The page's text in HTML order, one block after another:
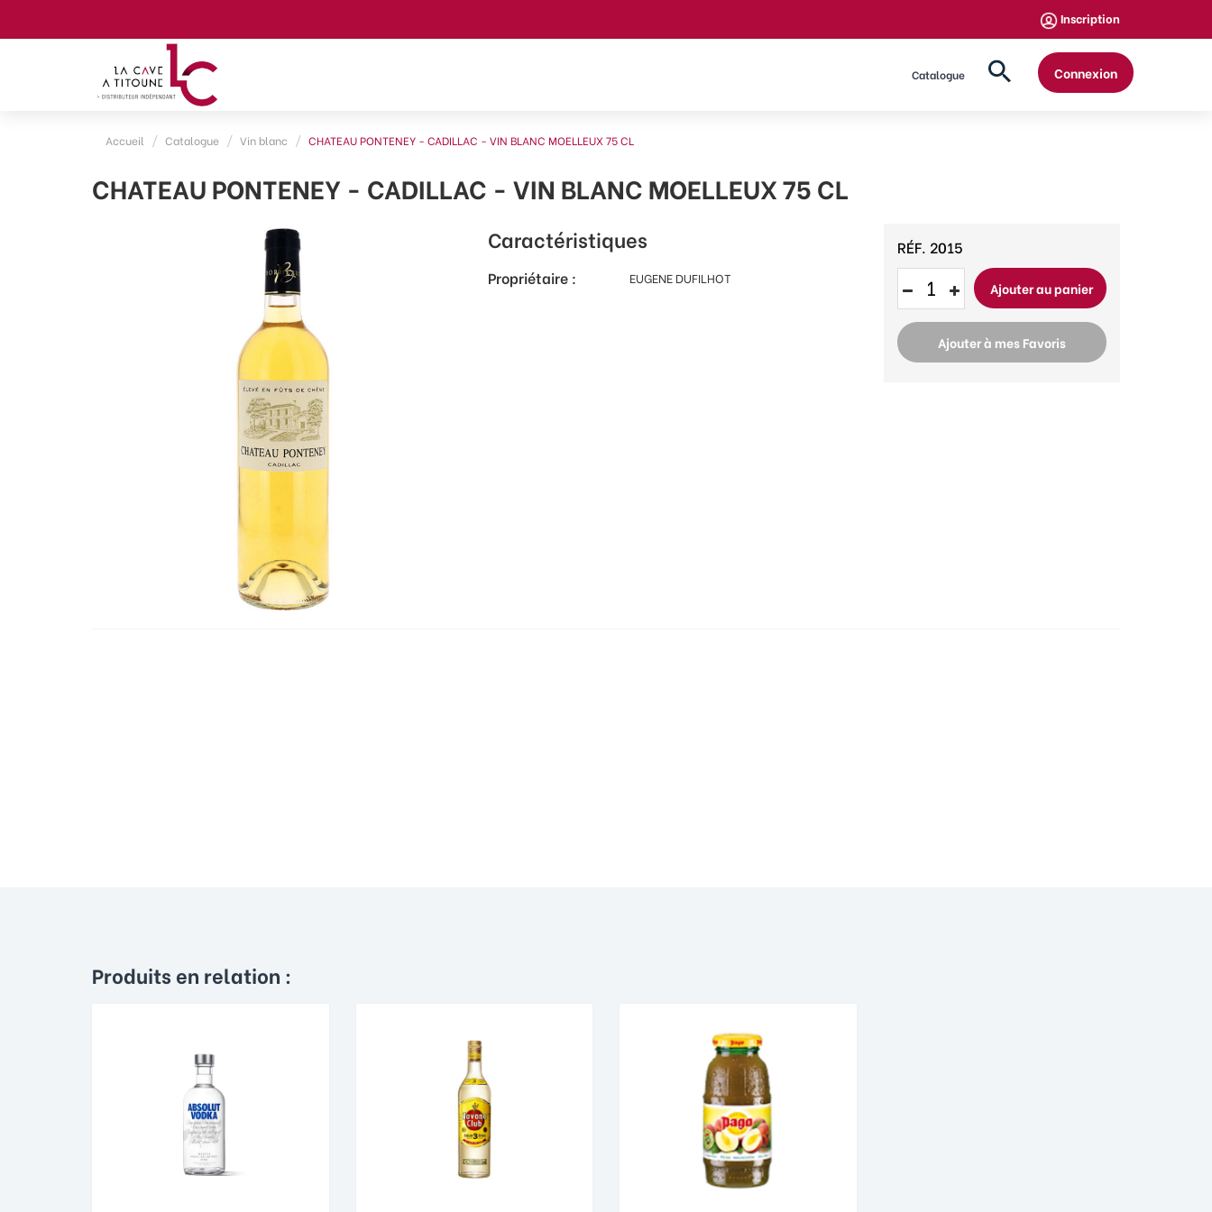
Inscription
Connexion
Catalogue
Accueil Catalogue Vin blanc CHATEAU PONTENEY - CADILLAC - VIN BLANC MOELLEUX 75 CL
CHATEAU PONTENEY - CADILLAC - VIN BLANC MOELLEUX 75 CL
Caractéristiques
Propriétaire : EUGENE DUFILHOT
RÉF. 2015
Ajouter au panier
Ajouter à mes Favoris
Produits en relation :